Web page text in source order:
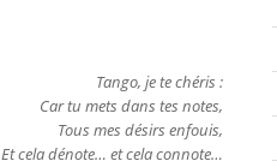
Tango, je te chéris :
Car tu mets dans tes notes,
Tous mes désirs enfouis,
Et cela dénote… et cela connote…